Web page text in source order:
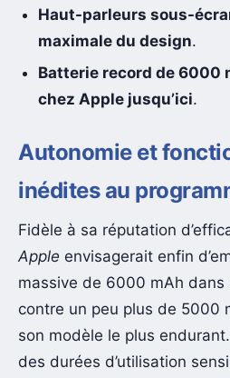
Haut-parleurs sous-
maximale du design.
Batterie record de 6000
chez Apple jusqu’ici.
Autonomie et
inédites au
Fidèle à sa réputation
Apple envisagerait enfin
massive de 6000 mAh dans
contre un peu plus de 5000
son modèle le plus
des durées d’utilisation